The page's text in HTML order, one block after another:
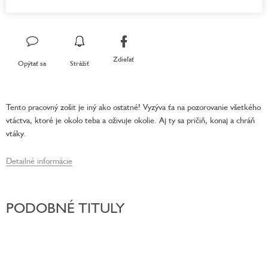
Opýtať sa Strážiť Zdieľať
Tento pracovný zošit je iný ako ostatné! Vyzýva ťa na pozorovanie všetkého
vtáctva, ktoré je okolo teba a oživuje okolie. Aj ty sa pričiň, konaj a chráň
vtáky.
Detailné informácie
PODOBNÉ TITULY